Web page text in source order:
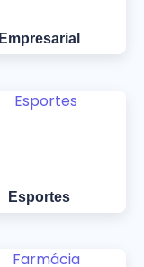
Empresarial
Esportes